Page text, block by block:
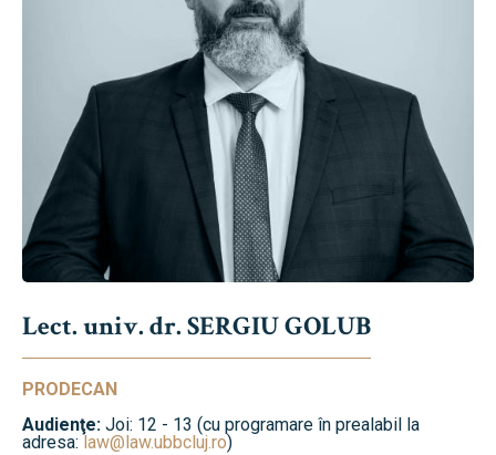
Lect. univ. dr. SERGIU GOLUB
PRODECAN
Audienţe: Joi: 12 - 13 (cu programare în prealabil la
adresa:law@law.ubbcluj.ro)